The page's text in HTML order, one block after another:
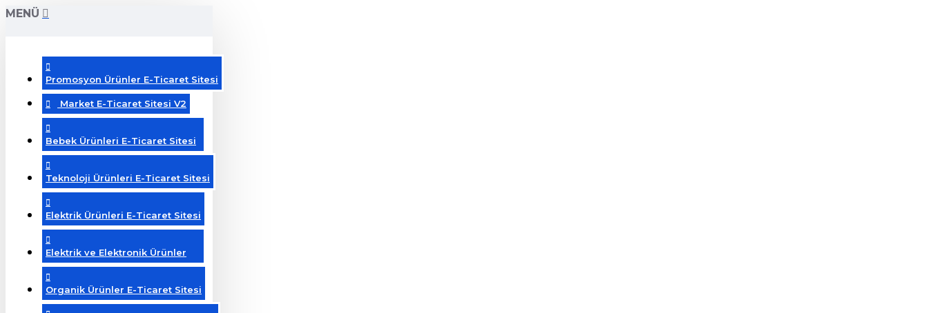
MENÜ
Promosyon Ürünler E-Ticaret Sitesi
Market E-Ticaret Sitesi V2
Bebek Ürünleri E-Ticaret Sitesi
Teknoloji Ürünleri E-Ticaret Sitesi
Elektrik Ürünleri E-Ticaret Sitesi
Elektrik ve Elektronik Ürünler
Organik Ürünler E-Ticaret Sitesi